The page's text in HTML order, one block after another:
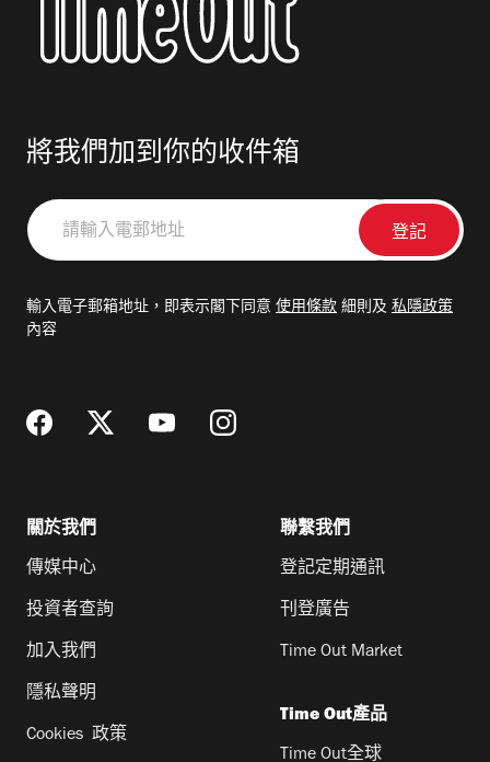
將我們加到你的收件箱
請
輸
郵
輸入電子郵箱地址，即表示閣下同意 使用條款 細則及 私隱政策
內容
關於我們
傳媒中心
投資者查詢
加入我們
隱私聲明
Cookies 政策
聯繫我們
登記定期通訊
刊登廣告
Time Out Market
Time Out產品
Time Out全球